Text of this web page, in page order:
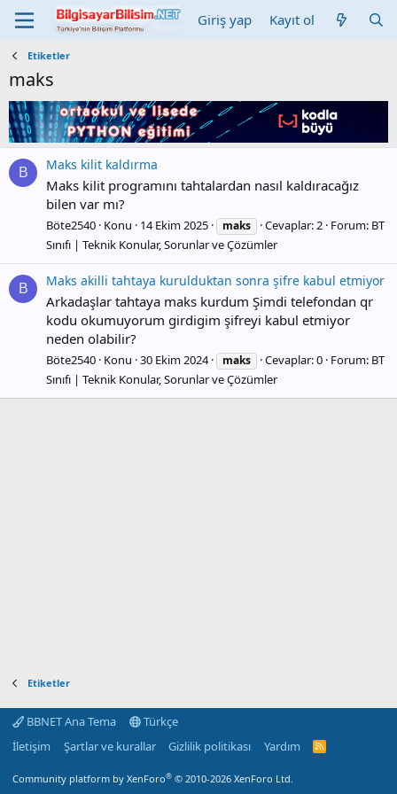
Giriş yap Kayıt ol
Etiketler
maks
B Maks kilit kaldırma
Maks kilit programını tahtalardan nasıl kaldıracağız
bilen var mı?
Böte2540 Konu 14 Ekim 2025 maks Cevaplar: 2 Forum: BT
Sınıfı | Teknik Konular, Sorunlar ve Çözümler
B Maks akilli tahtaya kurulduktan sonra şifre kabul etmiyor
Arkadaşlar tahtaya maks kurdum Şimdi telefondan qr
kodu okumuyorum girdigim şifreyi kabul etmiyor
neden olabilir?
Böte2540 Konu 30 Ekim 2024 maks Cevaplar: 0 Forum: BT
Sınıfı | Teknik Konular, Sorunlar ve Çözümler
Etiketler
BBNET Ana Tema
Türkçe
İletişim
Şartlar ve kurallar Gizlilik politikası Yardım
R
Community platform by XenForo® © 2010-2026 XenForo Ltd.